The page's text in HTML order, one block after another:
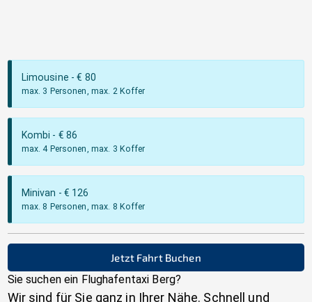
Limousine - € 80
max. 3 Personen, max. 2 Koffer
Kombi - € 86
max. 4 Personen, max. 3 Koffer
Minivan - € 126
max. 8 Personen, max. 8 Koffer
Jetzt Fahrt Buchen
Sie suchen ein Flughafentaxi Berg?
Wir sind für Sie ganz in Ihrer Nähe. Schnell und